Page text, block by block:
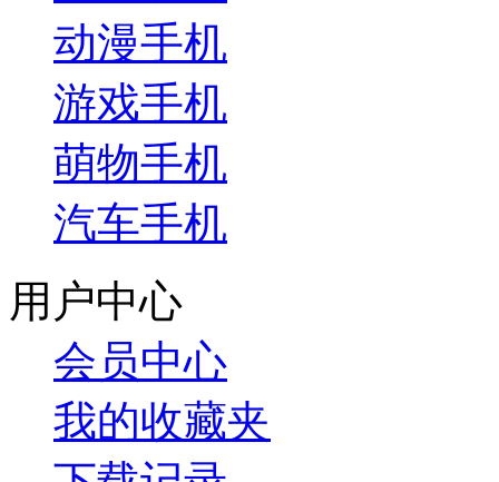
动漫手机
游戏手机
萌物手机
汽车手机
用户中心
会员中心
我的收藏夹